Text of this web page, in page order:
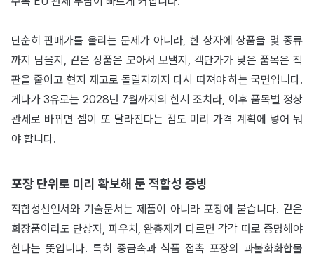
단순히 판매가를 올리는 문제가 아니라, 한 상자에 상품을 몇 종류
까지 담을지, 같은 상품은 모아서 보낼지, 객단가가 낮은 품목은 직
판을 줄이고 현지 재고로 돌릴지까지 다시 따져야 하는 국면입니다.
게다가 3유로는 2028년 7월까지의 한시 조치라, 이후 품목별 정상
관세로 바뀌면 셈이 또 달라진다는 점도 미리 가격 계획에 넣어 둬
야 합니다.
포장 단위로 미리 확보해 둔 적합성 증빙
적합성선언서와 기술문서는 제품이 아니라 포장에 붙습니다. 같은
화장품이라도 단상자, 파우치, 완충재가 다르면 각각 따로 증명해야
한다는 뜻입니다. 특히 중금속과 식품 접촉 포장의 과불화화합물